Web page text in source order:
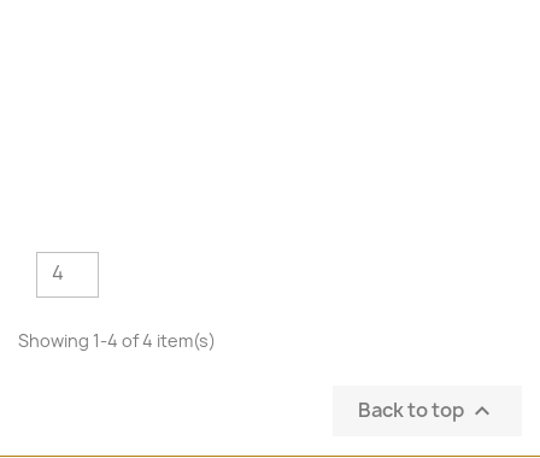
4
Showing 1-4 of 4 item(s)
Back to top 